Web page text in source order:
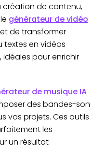
création de contenu,
générateur de vidéo
de transformer
textes en vidéos
idéales pour enrichir
de musique IA
des bandes-son
vos projets. Ces outils
les
un résultat